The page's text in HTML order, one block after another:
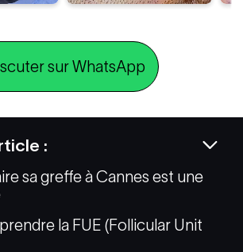
:
sa greffe à Cannes est une
la FUE (Follicular Unit
sur WhatsApp